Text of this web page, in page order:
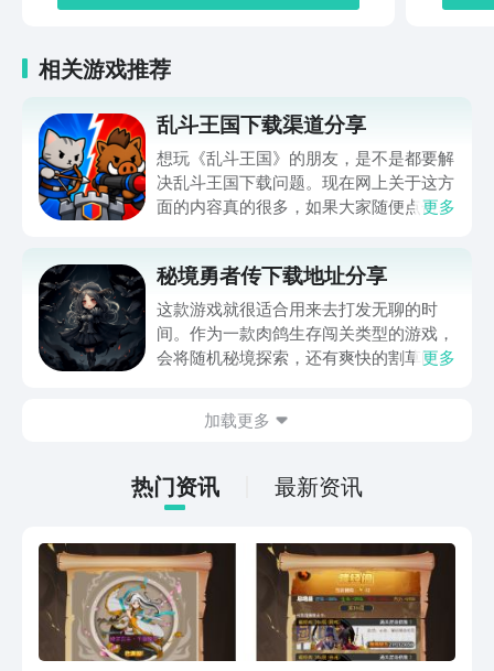
相关游戏推荐
乱斗王国下载渠道分享
想玩《乱斗王国》的朋友，是不是都要解
决乱斗王国下载问题。现在网上关于这方
面的内容真的很多，如果大家随便点击陌
app进行下载会更加方便，九游是手游福
利最多的游戏平台，在这里不仅能够看到
游戏资源，还能及时查看后续的消息、活
动内容等相关信息。
更多
秘境勇者传下载地址分享
这款游戏就很适合用来去打发无聊的时
间。作为一款肉鸽生存闯关类型的游戏，
会将随机秘境探索，还有爽快的割草闯关
接就可以下载。游戏的上手门槛还是比较
打发无聊的时间，可玩性真的比较高。
更多
加载更多
热门资讯 最新资讯